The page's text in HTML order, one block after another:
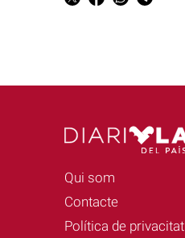
Qui som
Contacte
Política de privacitat